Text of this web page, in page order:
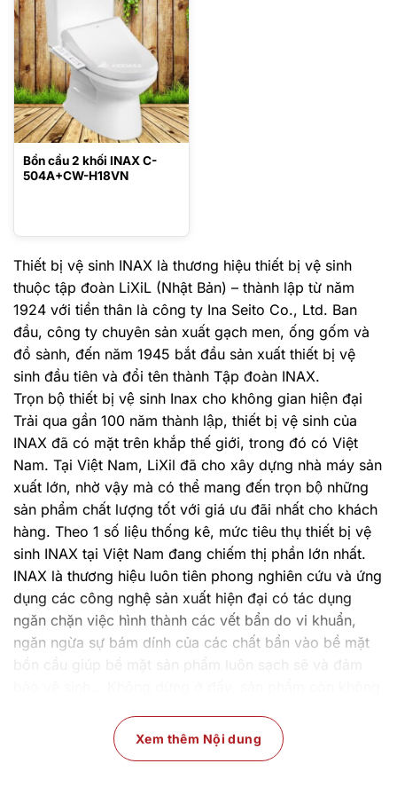
3.802.000 ₫.
Bồn cầu 2 khối INAX C-
504A+CW-H18VN
Thiết bị vệ sinh INAX là thương hiệu thiết bị vệ sinh
thuộc tập đoàn LiXiL (Nhật Bản) – thành lập từ năm
1924 với tiền thân là công ty Ina Seito Co., Ltd. Ban
đầu, công ty chuyên sản xuất gạch men, ống gốm và
đồ sành, đến năm 1945 bắt đầu sản xuất thiết bị vệ
sinh đầu tiên và đổi tên thành Tập đoàn INAX.
Trọn bộ thiết bị vệ sinh Inax cho không gian hiện đại
Trải qua gần 100 năm thành lập, thiết bị vệ sinh của
INAX đã có mặt trên khắp thế giới, trong đó có Việt
Nam. Tại Việt Nam, LiXil đã cho xây dựng nhà máy sản
xuất lớn, nhờ vậy mà có thể mang đến trọn bộ những
sản phẩm chất lượng tốt với giá ưu đãi nhất cho khách
hàng. Theo 1 số liệu thống kê, mức tiêu thụ thiết bị vệ
sinh INAX tại Việt Nam đang chiếm thị phần lớn nhất.
INAX là thương hiệu luôn tiên phong nghiên cứu và ứng
dụng các công nghệ sản xuất hiện đại có tác dụng
ngăn chặn việc hình thành các vết bẩn do vi khuẩn,
ngăn ngừa sự bám dính của các chất bẩn vào bề mặt
quả mang đến cho người tiêu dùng dự hài lòng thoải
mái, tiện ích khi sử dụng.
Xem thêm Nội dung